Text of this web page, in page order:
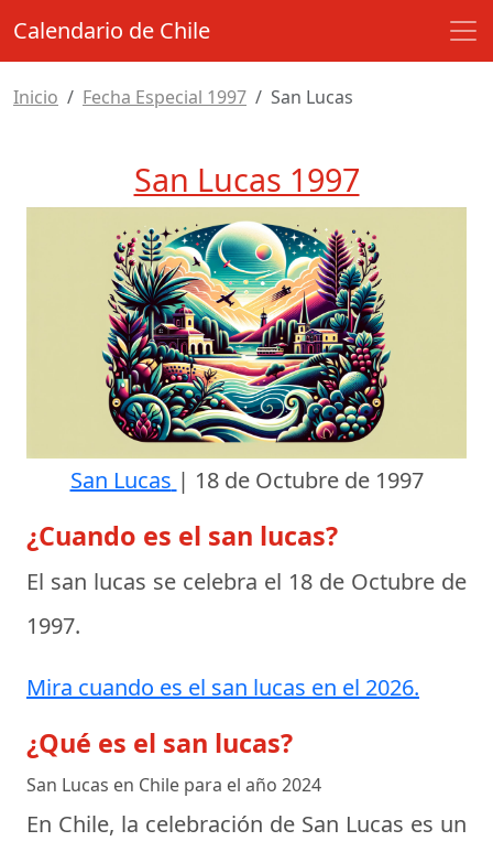
Calendario de Chile
Inicio Fecha Especial 1997 San Lucas
San Lucas 1997
San Lucas | 18 de Octubre de 1997
¿Cuando es el san lucas?
El san lucas se celebra el 18 de Octubre de
1997.
Mira cuando es el san lucas en el 2026.
¿Qué es el san lucas?
San Lucas en Chile para el año 2024
En Chile, la celebración de San Lucas es un